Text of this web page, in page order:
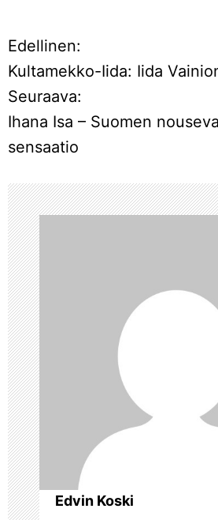
A
r
t
k
k
e
l
i
e
n
s
e
Edellinen:
Kultamekko-Iida: Iida
Seuraava:
Ihana Isa – Suomen
sensaatio
Edvin Koski